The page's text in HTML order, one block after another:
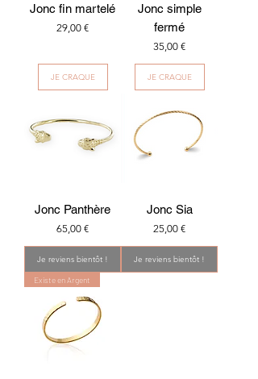
Jonc fin martelé
Prix
29,00 €
JE CRAQUE
Jonc simple
fermé
Prix
35,00 €
JE CRAQUE
Jonc Panthère
Prix
65,00 €
Je reviens bientôt !
Jonc Sia
Prix
25,00 €
Je reviens bientôt !
Existe en Argent